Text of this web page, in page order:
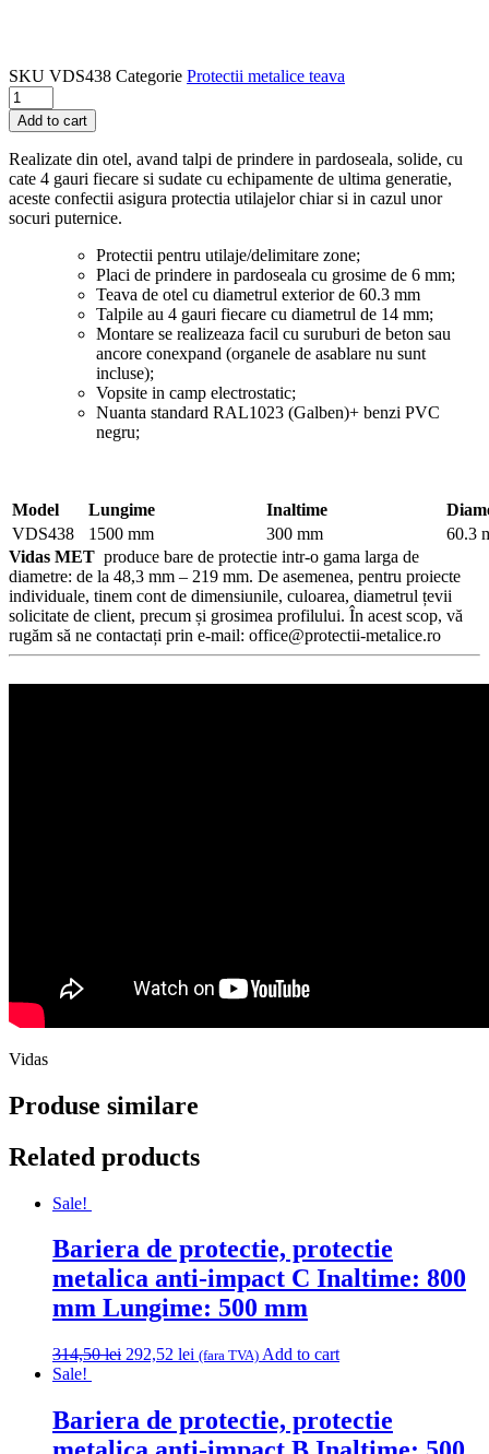
SKU VDS438 Categorie Protectii metalice teava
Bariera
de
protectie,
protectie
metalica
anti-
impact
Add to cart
Realizate din otel, avand talpi de prindere in pardoseala, solide, cu
cate 4 gauri fiecare si sudate cu echipamente de ultima generatie,
aceste confectii asigura protectia utilajelor chiar si in cazul unor
socuri puternice.
Protectii pentru utilaje/delimitare zone;
Placi de prindere in pardoseala cu grosime de 6 mm;
Teava de otel cu diametrul exterior de 60.3 mm
Talpile au 4 gauri fiecare cu diametrul de 14 mm;
Montare se realizeaza facil cu suruburi de beton sau
ancore conexpand (organele de asablare nu sunt
incluse);
Vopsite in camp electrostatic;
Nuanta standard RAL1023 (Galben)+ benzi PVC
negru;
Model Lungime Inaltime
VDS438
1500 mm 300 mm
60.3
Vidas MET produce bare de protectie intr-o gama larga de
diametre: de la 48,3 mm – 219 mm. De asemenea, pentru proiecte
individuale, tinem cont de dimensiunile, culoarea, diametrul țevii
solicitate de client, precum și grosimea profilului. În acest scop, vă
rugăm să ne contactați prin e-mail: office@protectii-metalice.ro
Vidas
Produse similare
Related products
Sale!
Bariera de protectie, protectie
metalica anti-impact C Inaltime: 800
mm Lungime: 500 mm
314,50lei Original
314,50 lei.
292,52 lei Current
292,52 lei.
(fara TVA) Add to cart
Sale!
Bariera de protectie, protectie